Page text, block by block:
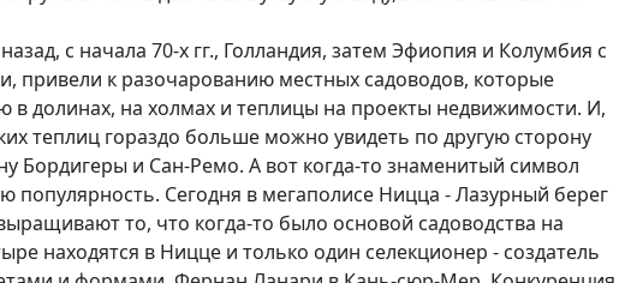
с начала 70-х гг., Голландия, затем Эфиопия и Колумбия с
привели к разочарованию местных садоводов, которые
в долинах, на холмах и теплицы на проекты недвижимости. И,
теплиц гораздо больше можно увидеть по другую сторону
Бордигеры и Сан-Ремо. А вот когда-то знаменитый символ
популярность. Сегодня в мегаполисе Ницца - Лазурный берег
то, что когда-то было основой садоводства на
находятся в Ницце и только один селекционер - создатель